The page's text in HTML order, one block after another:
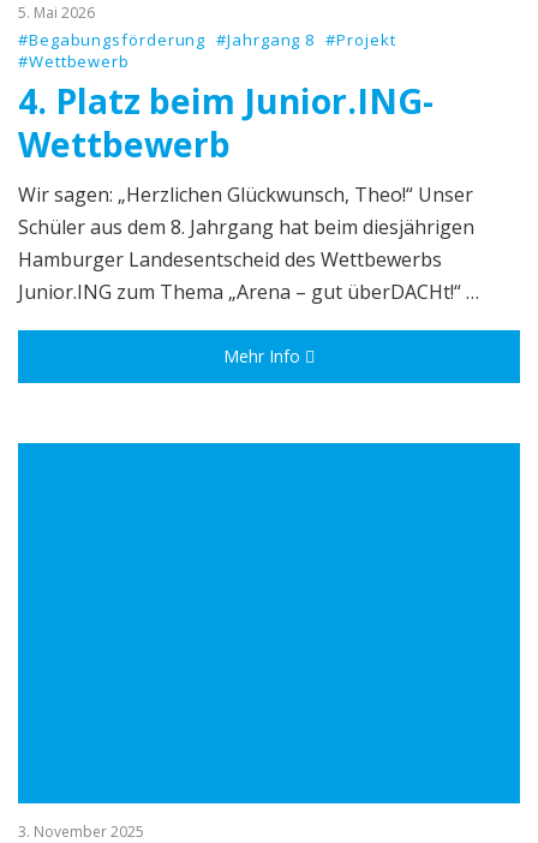
5. Mai 2026
#Begabungsförderung #Jahrgang 8 #Projekt
#Wettbewerb
4. Platz beim Junior.ING-
Wettbewerb
Wir sagen: „Herzlichen Glückwunsch, Theo!“ Unser
Schüler aus dem 8. Jahrgang hat beim diesjährigen
Hamburger Landesentscheid des Wettbewerbs
Junior.ING zum Thema „Arena – gut überDACHt!“ …
Mehr Info
3. November 2025